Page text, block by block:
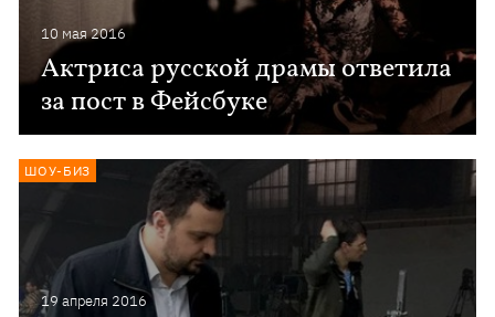
10 мая 2016
Актриса русской драмы ответила
за пост в Фейсбуке
19 апреля 2016
ШОУ-БИЗ